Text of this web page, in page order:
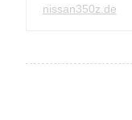
nissan350z.de